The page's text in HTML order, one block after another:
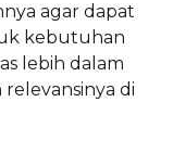
agar dapat
kebutuhan
lebih dalam
di